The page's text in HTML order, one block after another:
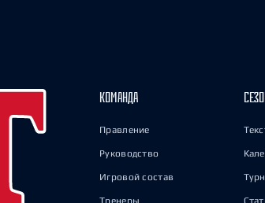
КОМАНДА
Правление
Руководство
Игровой состав
Тренеры